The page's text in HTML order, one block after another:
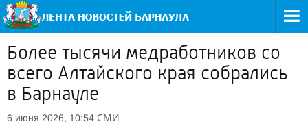
Более тысячи медработников со
всего Алтайского края собрались
в Барнауле
6 июня 2026, 10:54 СМИ